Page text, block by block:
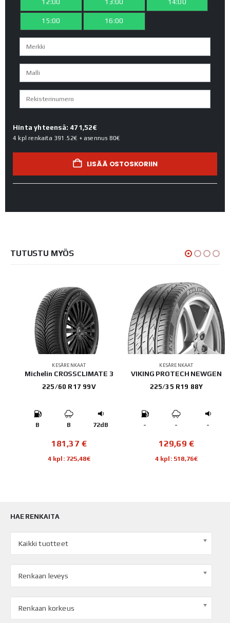
12:00 13:00 14:00
15:00 16:00
Hinta yhteensä: 471,52€
4 kpl renkaita 391.52€ + asennus 80€
LISÄÄ OSTOSKORIIN
TUTUSTU MYÖS
KESÄRENKAAT
Michelin CROSSCLIMATE 3
225/60 R17 99V
B B 72dB
181,37€
4 kpl: 725,48€
KESÄRENKAAT
VIKING PROTECH NEWGEN
225/35 R19 88Y
- - -
129,69€
4 kpl: 518,76€
HAE RENKAITA
Kaikki tuotteet
Renkaan leveys
Renkaan korkeus